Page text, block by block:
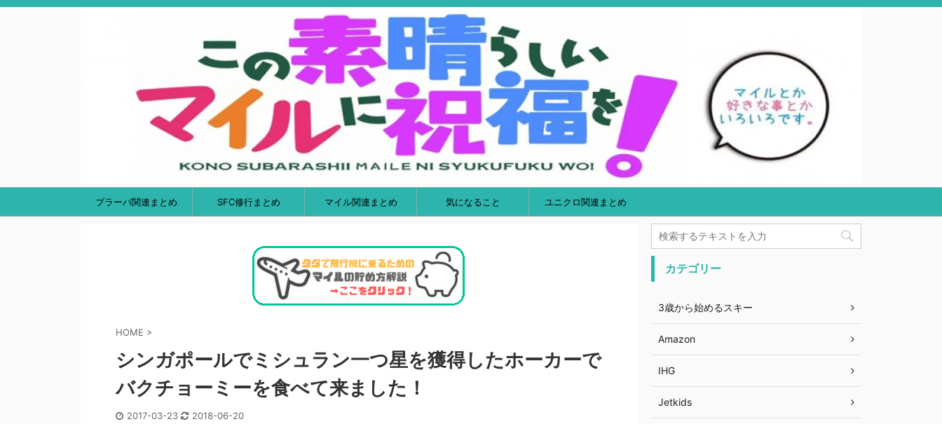
ブラーバ関連まとめ SFC修行まとめ マイル関連まとめ 気になること ユニクロ関連まとめ
HOME >
シンガポールでミシュラン一つ星を獲得したホーカーで
バクチョーミーを食べて来ました！
2017-03-23 2018-06-20
カテゴリー
3歳から始めるスキー
Amazon
IHG
Jetkids